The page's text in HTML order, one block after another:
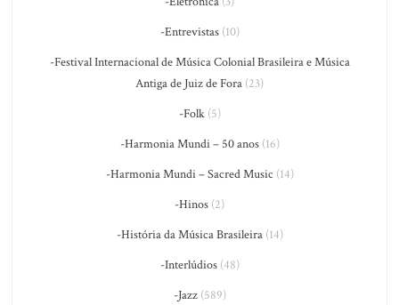
-Entrevistas(10)
-Festival Internacional de Música Colonial Brasileira e Música
Antiga de Juiz de Fora (23)
-Folk(5)
-Harmonia Mundi – 50 anos(16)
-Harmonia Mundi – Sacred Music (14)
-Hinos (2)
-História da Música Brasileira(14)
-Interlúdios(48)
-Jazz(589)